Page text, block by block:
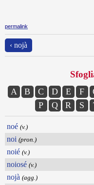
permalink
‹ nojà
A B C D E F
P
Q R S
noé (v.)
noi (pron.)
noié (v.)
noiosé (v.)
nojà (agg.)